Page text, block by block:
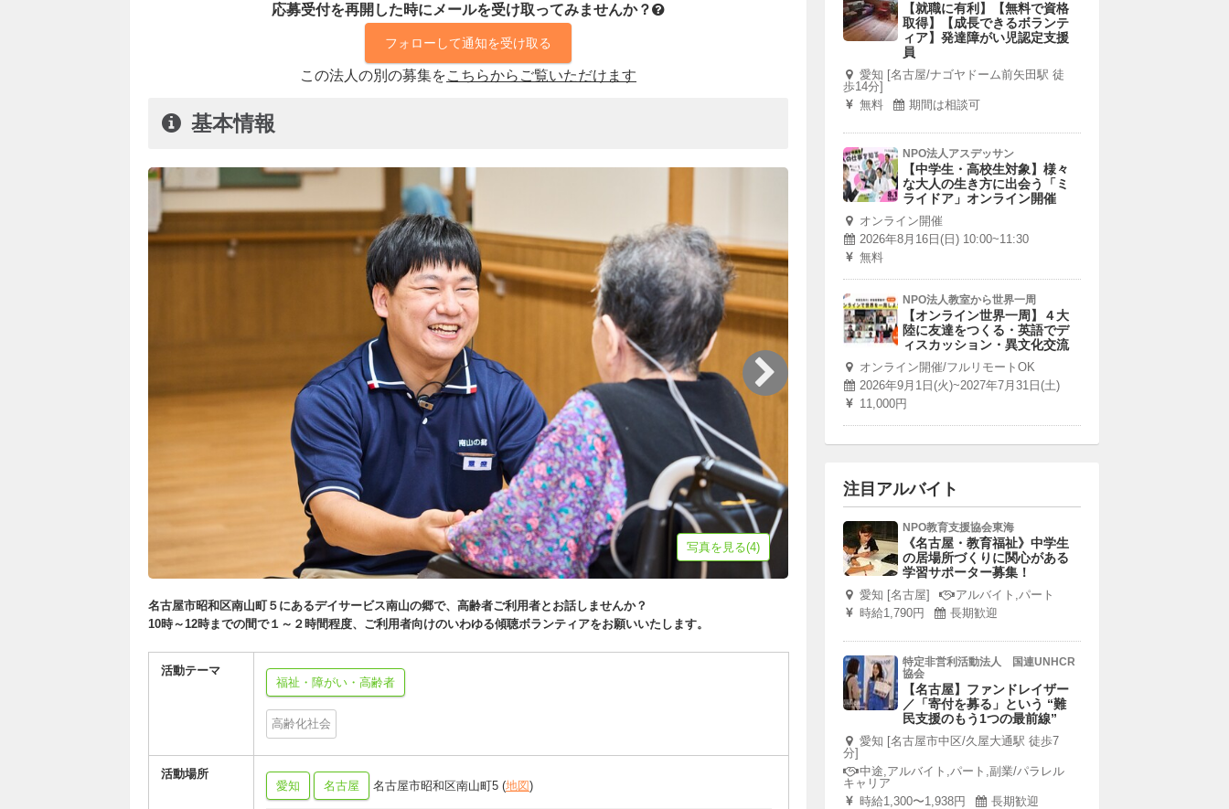
応募受付を再開した時にメールを受け取ってみませんか？
フォローして通知を受け取る
この法人の別の募集をこちらからご覧いただけます
基本情報
写真を見る(4)
名古屋市昭和区南山町５にあるデイサービス南山の郷で、高齢者ご利用者とお話しませんか？
10時～12時までの間で１～２時間程度、ご利用者向けのいわゆる傾聴ボランティアをお願いいたします。
活動テーマ
福祉・障がい・高齢者
高齢化社会
活動場所
愛知
名古屋 名古屋市昭和区南山町5 (地図)
【就職に有利】【無料で資格
取得】【成長できるボランテ
ィア】発達障がい児認定支援
員
愛知 [名古屋/ナゴヤドーム前矢田駅 徒
歩14分]
無料
期間は相談可
NPO法人アスデッサン
【中学生・高校生対象】様々
な大人の生き方に出会う「ミ
ライドア」オンライン開催
オンライン開催
2026年8月16日(日) 10:00~11:30
無料
NPO法人教室から世界一周
【オンライン世界一周】４大
陸に友達をつくる・英語でデ
ィスカッション・異文化交流
オンライン開催/フルリモートOK
2026年9月1日(火)~2027年7月31日(土)
11,000円
注目アルバイト
NPO教育支援協会東海
《名古屋・教育福祉》中学生
の居場所づくりに関心がある
学習サポーター募集！
愛知 [名古屋]
アルバイト,パート
時給1,790円
長期歓迎
特定非営利活動法人 国連UNHCR
協会
【名古屋】ファンドレイザー
／「寄付を募る」という “難
民支援のもう1つの最前線”
愛知 [名古屋市中区/久屋大通駅 徒歩7
分]
中途,アルバイト,パート,副業/パラレル
キャリア
時給1,300〜1,938円
長期歓迎